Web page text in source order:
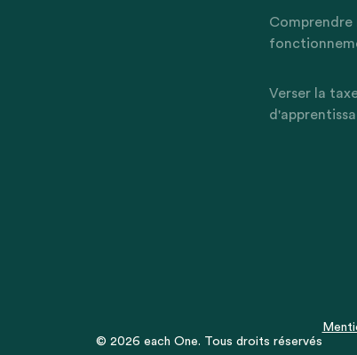
Comprendre
Verser la
© 2026 each One. Tous droits réservés